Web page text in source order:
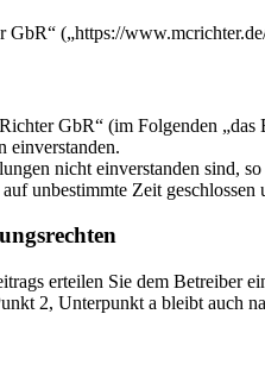
(„https://
GbR“ (im Folgenden „das
einverstanden.
nicht einverstanden sind,
unbestimmte Zeit
erteilen Sie dem Betreiber
2, Unterpunkt a bleibt auch